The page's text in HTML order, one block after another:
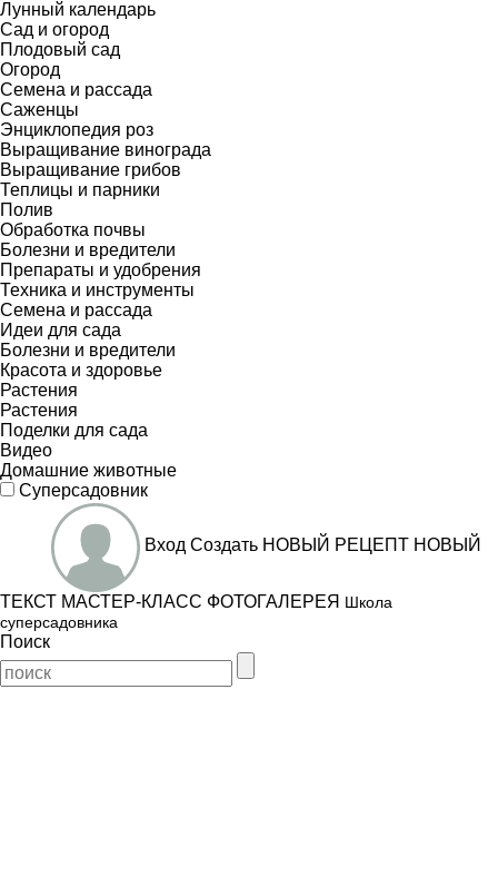
Лунный календарь
Сад и огород
Плодовый сад
Огород
Семена и рассада
Саженцы
Энциклопедия роз
Выращивание винограда
Выращивание грибов
Теплицы и парники
Полив
Обработка почвы
Болезни и вредители
Препараты и удобрения
Техника и инструменты
Семена и рассада
Идеи для сада
Болезни и вредители
Красота и здоровье
Растения
Растения
Поделки для сада
Видео
Домашние животные
Суперсадовник
Вход Создать НОВЫЙ РЕЦЕПТ НОВЫЙ
ТЕКСТ МАСТЕР-КЛАСС ФОТОГАЛЕРЕЯ Школа
суперсадовника
Поиск